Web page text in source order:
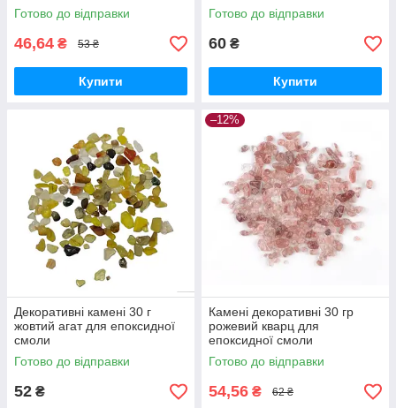
Готово до відправки
46,64 ₴ 53 ₴
Купити
Готово до відправки
60 ₴
Купити
Декоративні камені 30 г
жовтий агат для епоксидної
смоли
Готово до відправки
52 ₴
–12%
Камені декоративні 30 гр
рожевий кварц для
епоксидної смоли
Готово до відправки
54,56 ₴ 62 ₴